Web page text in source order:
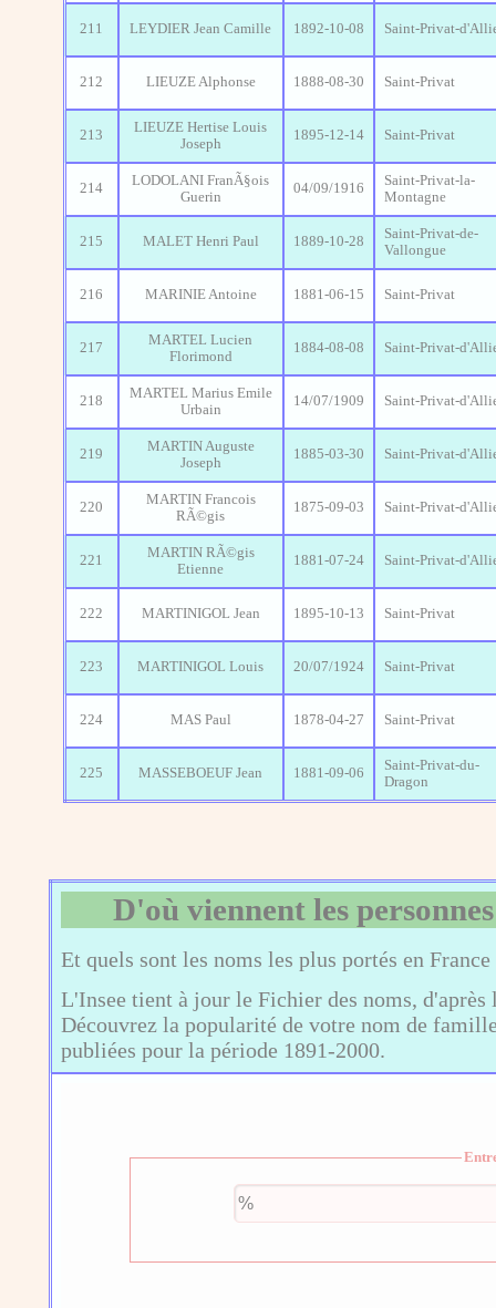
211 LEYDIER Jean Camille 1892-10-08 Saint-Privat-
212 LIEUZE Alphonse 1888-08-30 Saint-Privat
213
LIEUZE Hertise Louis
Joseph
1895-12-14 Saint-Privat
214
LODOLANI FranÃ§ois
Guerin
04/09/1916
Saint-Privat-la-
Montagne
215 MALET Henri Paul 1889-10-28
Saint-Privat-de-
Vallongue
216 MARINIE Antoine 1881-06-15 Saint-Privat
217
MARTEL Lucien
Florimond
1884-08-08 Saint-Privat-
218
MARTEL Marius Emile
Urbain
14/07/1909 Saint-Privat-
219
MARTIN Auguste
Joseph
1885-03-30 Saint-Privat-
220
MARTIN Francois
RÃ©gis
1875-09-03 Saint-Privat-
221
MARTIN RÃ©gis
Etienne
1881-07-24 Saint-Privat-
222 MARTINIGOL Jean 1895-10-13 Saint-Privat
223 MARTINIGOL Louis 20/07/1924 Saint-Privat
224 MAS Paul 1878-04-27 Saint-Privat
225 MASSEBOEUF Jean 1881-09-06
Saint-Privat-du-
Dragon
D'où viennent les
Et quels sont les noms les plus portés en
L'Insee tient à jour le Fichier des noms,
Découvrez la popularité de votre nom de
publiées pour la période 1891-2000.